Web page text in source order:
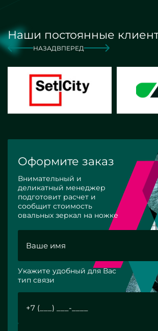
Наши постоянные
НАЗАД ВПЕРЕД
Оформите заказ
Внимательный и
деликатный менеджер
подготовит расчет и
сообщит стоимость
овальных зеркал на ножке
Укажите удобный для Вас
тип связи